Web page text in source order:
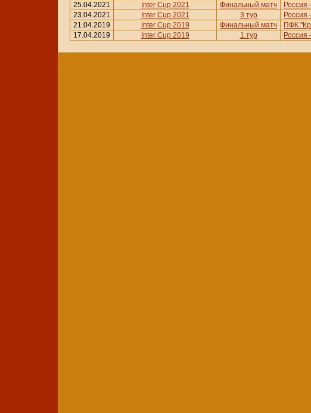
25.04.2021
Inter Cup 2021 Финальный матч
23.04.2021
Inter Cup 2021 3 тур
21.04.2019
Inter Cup 2019 Финальный матч ПФК
17.04.2019
Inter Cup 2019 1 тур